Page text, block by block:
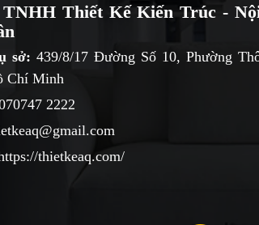
TNHH Thiết Kế Kiến Trúc -
sở: 439/8/17 Đường Số 10, Phường
Chí Minh
2222
thietkeaq.com/